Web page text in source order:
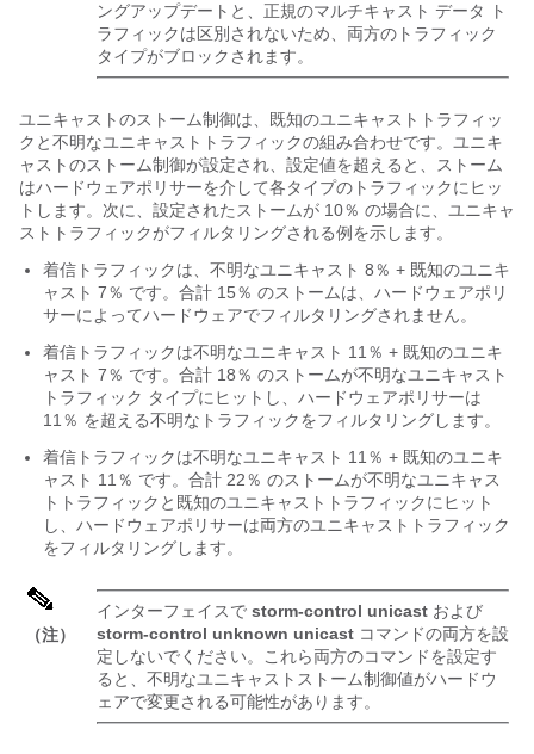
ングアップデートと、正規のマルチキャスト データ ト
ラフィックは区別されないため、両方のトラフィック
タイプがブロックされます。
ユニキャストのストーム制御は、既知のユニキャストトラフィッ
クと不明なユニキャストトラフィックの組み合わせです。ユニキ
ャストのストーム制御が設定され、設定値を超えると、ストーム
はハードウェアポリサーを介して各タイプのトラフィックにヒッ
トします。次に、設定されたストームが 10％ の場合に、ユニキャ
ストトラフィックがフィルタリングされる例を示します。
着信トラフィックは、不明なユニキャスト 8％ + 既知のユニキ
ャスト 7％ です。合計 15％ のストームは、ハードウェアポリ
サーによってハードウェアでフィルタリングされません。
着信トラフィックは不明なユニキャスト 11％ + 既知のユニキ
ャスト 7％ です。合計 18％ のストームが不明なユニキャスト
トラフィック タイプにヒットし、ハードウェアポリサーは
11％ を超える不明なトラフィックをフィルタリングします。
着信トラフィックは不明なユニキャスト 11％ + 既知のユニキ
ャスト 11％ です。合計 22％ のストームが不明なユニキャス
トトラフィックと既知のユニキャストトラフィックにヒット
し、ハードウェアポリサーは両方のユニキャストトラフィック
をフィルタリングします。
（注）
インターフェイスで storm-control unicast および
storm-control unknown unicast コマンドの両方を設
定しないでください。これら両方のコマンドを設定す
ると、不明なユニキャストストーム制御値がハードウ
ェアで変更される可能性があります。